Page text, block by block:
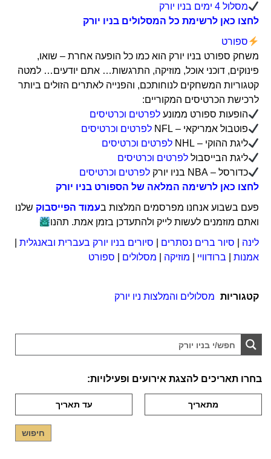
מסלול 4 ימים בניו יורק
לחצו כאן לרשימת כל המסלולים בניו יורק
ספורט
משחק ספורט בניו יורק הוא כמו כל הופעה אחרת – שואו,
פינוקים, דוכני אוכל, מוזיקה, התרגשות… אתם יודעים… למטה
קטגוריות המשחקים לנוחותכם, והפנייה לאתרים הזולים ביותר
לרכישת הכרטיסים המקוריים:
הופעות ספורט ממונעלפרטים וכרטיסים
פוטבול אמריקאי – NFL
לפרטים וכרטיסים
ליגת ההוקי – NHL
לפרטים וכרטיסים
ליגת הבייסבוללפרטים וכרטיסים
כדורסל – NBA בניו יורק
לפרטים וכרטיסים
לחצו כאן לרשימה המלאה של הספורט בניו יורק
פעם בשבוע אנחנו מפרסמים המלצות בעמוד הפייסבוק שלנו
ואתם מוזמנים לעשות לייק ולהתעדכן בזמן אמת. תהנו
לינה
סיור ברים נסתרים סיורים בניו יורק בעברית ובאנגלית
אמנות
ברודוויי מוזיקה מסלולים ספורט
קטגוריות מסלולים והמלצות ניו יורק
בחרו תאריכים להצגת אירועים ופעילויות: